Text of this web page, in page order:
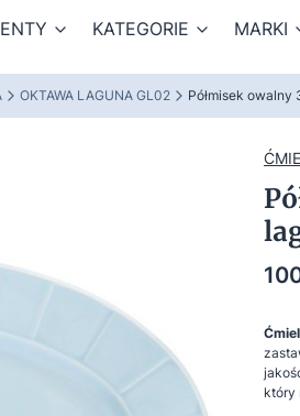
KATEGORIE MARKI
OKTAWA LAGUNA GL02 Półmisek
który